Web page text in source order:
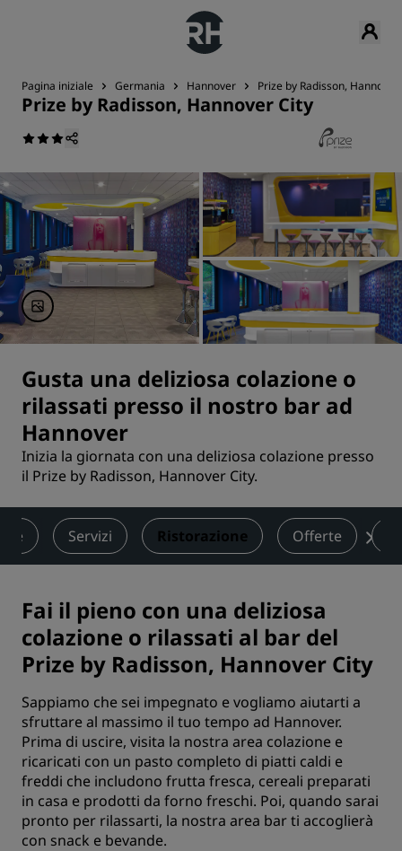
Pagina iniziale Germania Hannover Prize by Radisson, Hannover
Prize by Radisson, Hannover City
Gusta una deliziosa colazione o
rilassati presso il nostro bar ad
Hannover
Inizia la giornata con una deliziosa colazione presso
il Prize by Radisson, Hannover City.
Servizi Ristorazione Offerte
Fai il pieno con una deliziosa
colazione o rilassati al bar del
Prize by Radisson, Hannover City
Sappiamo che sei impegnato e vogliamo aiutarti a
sfruttare al massimo il tuo tempo ad Hannover.
Prima di uscire, visita la nostra area colazione e
ricaricati con un pasto completo di piatti caldi e
freddi che includono frutta fresca, cereali preparati
in casa e prodotti da forno freschi. Poi, quando sarai
pronto per rilassarti, la nostra area bar ti accoglierà
con snack e bevande.